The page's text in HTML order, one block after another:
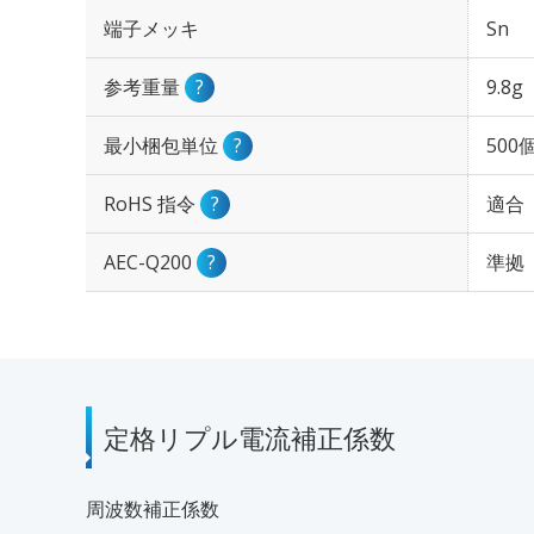
端子メッキ Sn
参考重量 ? 9.8g
最小梱包単位 ? 500
RoHS 指令 ? 適合
AEC-Q200 ? 準拠
定格リプル電流補正係数
周波数補正係数